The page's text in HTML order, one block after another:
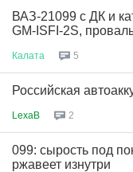
ВАЗ-21099 с ДК и
GM-ISFI-2S,
Калата 5
Российская
LexaB 2
099: сырость под
ржавеет изнутри